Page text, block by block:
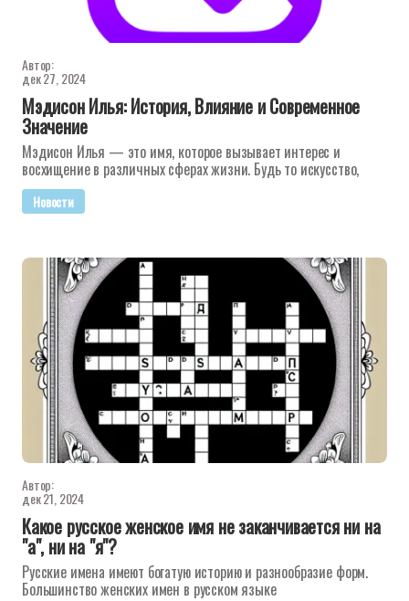
Автор:
дек 27, 2024
Мэдисон Илья: История, Влияние и Современное
Значение
Мэдисон Илья — это имя, которое вызывает интерес и
восхищение в различных сферах жизни. Будь то искусство,
Новости
Автор:
дек 21, 2024
Какое русское женское имя не заканчивается ни на
"а", ни на "я"?
Русские имена имеют богатую историю и разнообразие форм.
Большинство женских имен в русском языке